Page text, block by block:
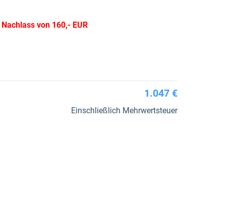
Nachlass von 160,- EUR
1.047 €
Einschließlich Mehrwertsteuer